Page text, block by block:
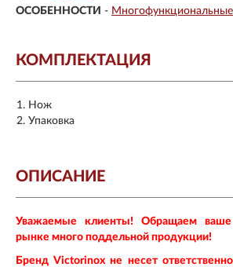
ОСОБЕННОСТИ -
КОМПЛЕКТАЦИЯ
Нож
Упаковка
ОПИСАНИЕ
Уважаемые клиенты! Обращаем
рынке много поддельной продукции!
Бренд Victorinox не несет